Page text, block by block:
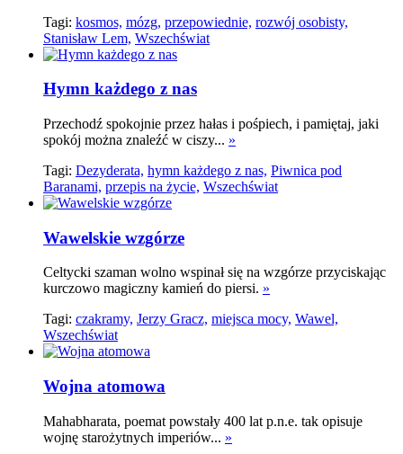
Tagi: kosmos, mózg, przepowiednie, rozwój osobisty,
Stanisław Lem, Wszechświat
Hymn każdego z nas
Przechodź spokojnie przez hałas i pośpiech, i pamiętaj, jaki
spokój można znaleźć w ciszy... »
Tagi: Dezyderata, hymn każdego z nas, Piwnica pod
Baranami, przepis na życie, Wszechświat
Wawelskie wzgórze
Celtycki szaman wolno wspinał się na wzgórze przyciskając
kurczowo magiczny kamień do piersi. »
Tagi: czakramy, Jerzy Gracz, miejsca mocy, Wawel,
Wszechświat
Wojna atomowa
Mahabharata, poemat powstały 400 lat p.n.e. tak opisuje
wojnę starożytnych imperiów... »